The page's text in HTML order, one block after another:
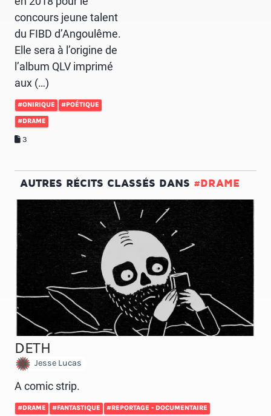
concours jeune talent
du FIBD d’Angoulême.
Elle sera à l’origine de
l’album QLV imprimé
aux (…)
#ONIRIQUE #POÉTIQUE
#DRAME
3
AUTRES RÉCITS CLASSÉS DANS #DRAME
DETH
Jesse Lucas
A comic strip.
#DRAME #FANTASTIQUE #REPORTAGE - DOCUMENTAIRE